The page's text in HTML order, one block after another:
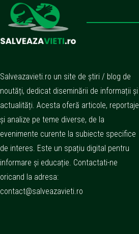
Salveazavieti.ro un site de știri / blog de
noutăți, dedicat diseminării de informații și
actualități. Acesta oferă articole, reportaje
și analize pe teme diverse, de la
evenimente curente la subiecte specifice
de interes. Este un spațiu digital pentru
informare și educație. Contactati-ne
oricand la adresa:
contact@salveazavieti.ro